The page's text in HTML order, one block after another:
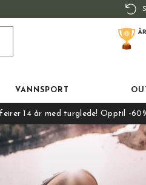
VANNSPORT
14 år med turglede! Opptil -